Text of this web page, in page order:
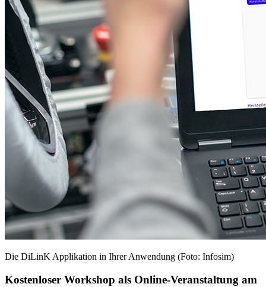
Die DiLinK Applikation in Ihrer Anwendung (Foto: Infosim)
Kostenloser Workshop als Online-Veranstaltung am